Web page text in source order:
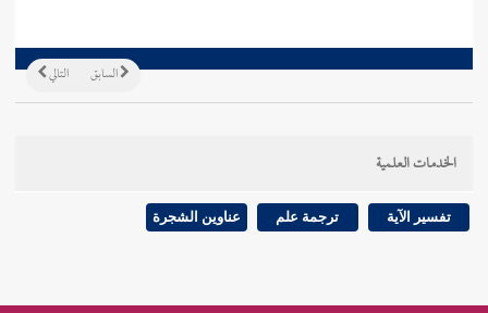
التالي السابق
الخدمات العلمية
تفسير الآية ترجمة علم عناوين الشجرة